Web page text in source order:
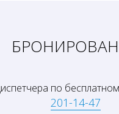
по
201-14-47